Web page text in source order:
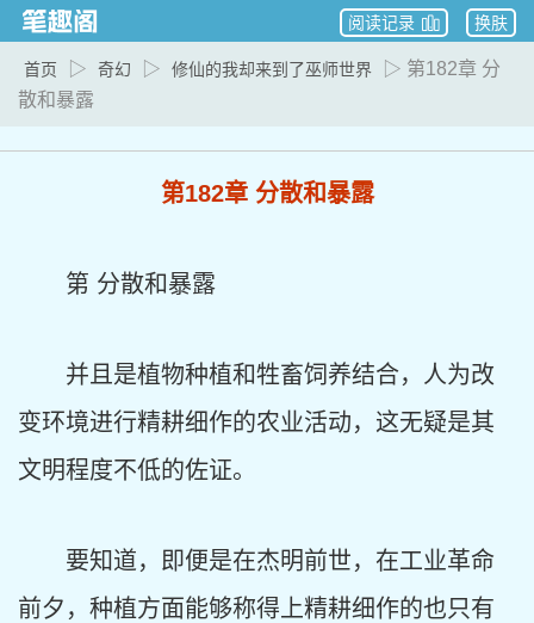
换肤
阅读记录
首页 ▷ 奇幻 ▷ 修仙的我却来到了巫师世界
▷ 第182章 分
散和暴露
第182章 分散和暴露
第 分散和暴露
并且是植物种植和牲畜饲养结合，人为改
变环境进行精耕细作的农业活动，这无疑是其
文明程度不低的佐证。
要知道，即便是在杰明前世，在工业革命
前夕，种植方面能够称得上精耕细作的也只有